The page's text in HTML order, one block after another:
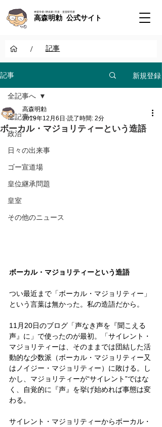
神道学者 / 歴史家 / 天皇・皇室研究者
高森明勅 公式サイト
/ 記事
記事 新規登録
全記事へ
政治
日々の出来事
ゴー宣道場
皇位継承問題
皇室
その他のニュース
全記事へ
ボーカル・マジョリティーという造語
高森明勅
2019年12月6日 読了時間: 2分
ボーカル・マジョリティーという造語
つい最近まで「ボーカル・マジョリティー」
という言葉は無かった。私の造語だから。
11月20日のブログ「声なき声を『聞こえる
声』に」で使ったのが最初。「サイレント・
マジョリティーは、そのままでは団結した活
動的な少数派（ボーカル・マジョリティー又
はノイジー・マジョリティー）に敗ける。し
かし、マジョリティーが“サイレント”ではな
く、自覚的に『声』を挙げ始めれば事態は変
わる。
サイレント・マジョリティーからボーカル・